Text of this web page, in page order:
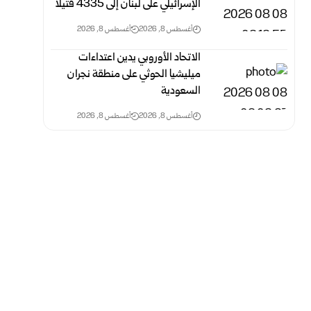
الإسرائيلي على لبنان إلى 4335 قتيلاً
أغسطس 8, 2026 أغسطس 8, 2026
الاتحاد الأوروبي يدين اعتداءات
ميليشيا الحوثي على منطقة نجران
السعودية
أغسطس 8, 2026 أغسطس 8, 2026